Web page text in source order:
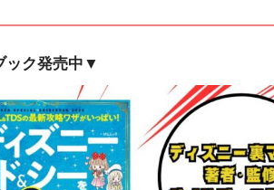
ック発売中▼